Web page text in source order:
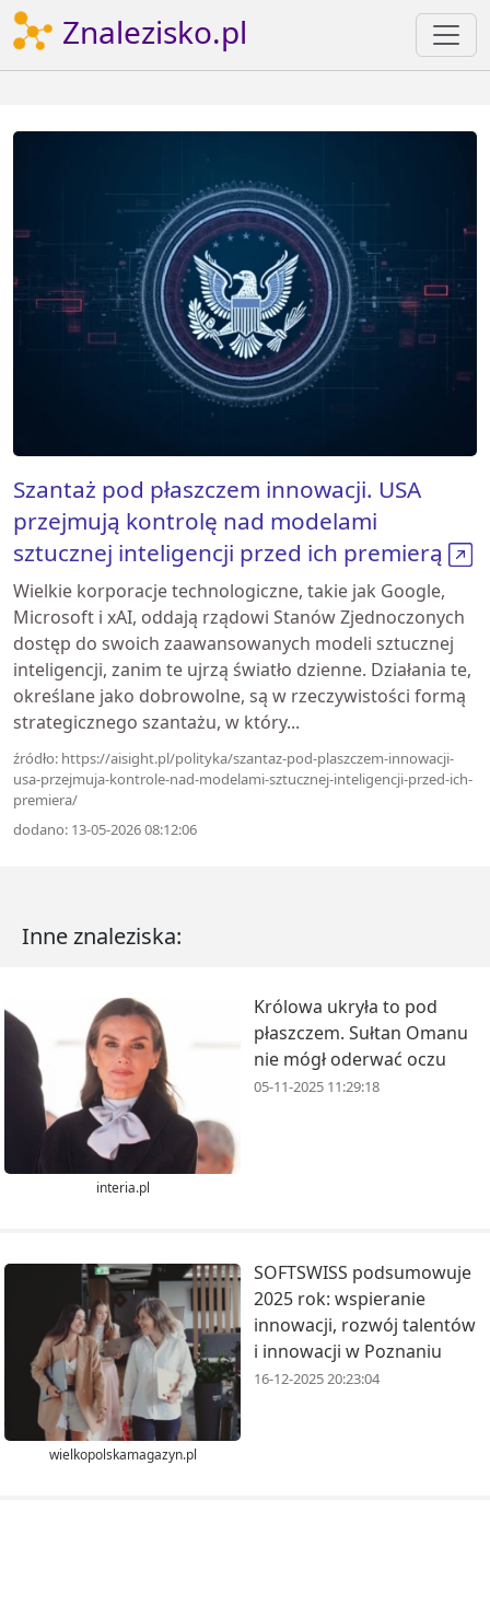
Znalezisko.pl
Szantaż pod płaszczem innowacji. USA
przejmują kontrolę nad modelami
sztucznej inteligencji przed ich premierą
Wielkie korporacje technologiczne, takie jak Google,
Microsoft i xAI, oddają rządowi Stanów Zjednoczonych
dostęp do swoich zaawansowanych modeli sztucznej
inteligencji, zanim te ujrzą światło dzienne. Działania te,
określane jako dobrowolne, są w rzeczywistości formą
strategicznego szantażu, w który...
źródło: https://aisight.pl/polityka/szantaz-pod-plaszczem-innowacji-
usa-przejmuja-kontrole-nad-modelami-sztucznej-inteligencji-przed-ich-
premiera/
dodano: 13-05-2026 08:12:06
Inne znaleziska:
interia.pl
Królowa ukryła to pod
płaszczem. Sułtan Omanu
nie mógł oderwać oczu
05-11-2025 11:29:18
wielkopolskamagazyn.pl
SOFTSWISS podsumowuje
2025 rok: wspieranie
innowacji, rozwój talentów
i innowacji w Poznaniu
16-12-2025 20:23:04